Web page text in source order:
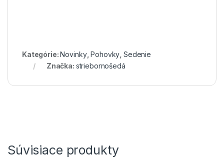
Kategórie:Novinky,Pohovky Sedenie
Značka: striebornošedá
Súvisiace produkty